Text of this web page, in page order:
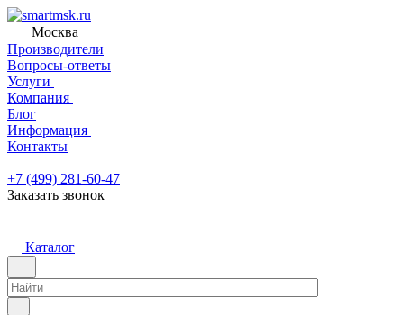
Москва
Производители
Вопросы-ответы
Услуги
Компания
Блог
Информация
Контакты
+7 (499) 281-60-47
Заказать звонок
Каталог